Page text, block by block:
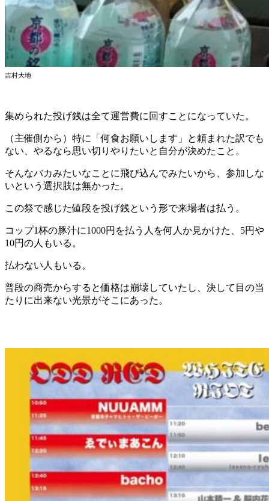
吉村大地
集められた投げ銭は全て運営費に回すことになっていた。
（主催側から）特に「何食お願いします」と頼まれた訳でも
ない、やるなら思い切りやりたいと自分が決めたこと。
そんなバカみたいなことに飛び込んでみたいから、参加しな
いという選択肢は無かった。
この祭で感じた値段を投げ銭という形で来場者は払う。
コップ1杯の豚汁に1000円を払う人を何人か見かけた、5円や
10円の人もいる。
払わない人もいる。
普段の商売からすると価格は崩壊していたし、決して目の当
たりに出来ない光景がそこにあった。